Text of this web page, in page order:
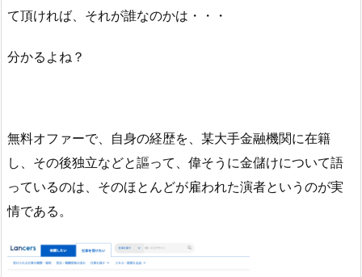
て頂ければ、それが誰なのかは・・・
分かるよね？
無料オファーで、自身の経歴を、某大手金融機関に在籍
し、その後独立などと謳って、偉そうに金儲けについて語
っているのは、そのほとんどが雇われた演者というのが実
情である。